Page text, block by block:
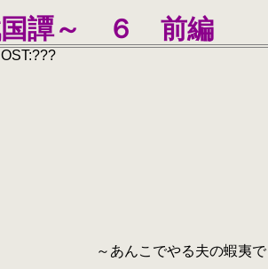
国譚～ ６ 前編
やる夫の蝦夷で